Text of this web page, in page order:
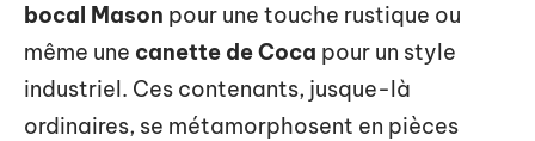
bocal Mason pour une touche rustique ou
même une canette de Coca pour un style
industriel. Ces contenants, jusque-là
ordinaires, se métamorphosent en pièces